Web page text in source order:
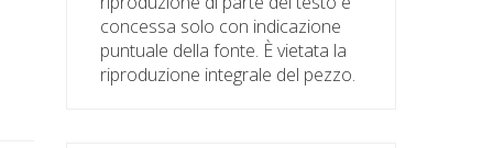
concessa solo con indicazione
puntuale della fonte. È vietata la
riproduzione integrale del pezzo.